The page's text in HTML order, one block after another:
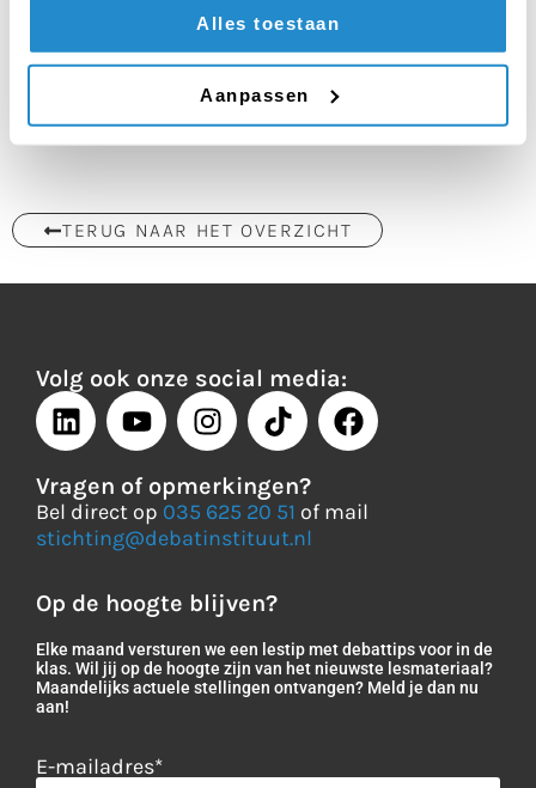
Alles toestaan
Aanpassen
De volledige uitslag vind je hier:
De foto’s vind je hier:
Foto’s Finale NK Debatteren
havo/vwo 2023-2024
TERUG NAAR HET OVERZICHT
Volg ook onze social media:
Vragen of opmerkingen?
Bel direct op 035 625 20 51 of mail
stichting@debatinstituut.nl
Op de hoogte blijven?
Elke maand versturen we een lestip met debattips voor in de
klas. Wil jij op de hoogte zijn van het nieuwste lesmateriaal?
Maandelijks actuele stellingen ontvangen? Meld je dan nu
aan!
E-mailadres*